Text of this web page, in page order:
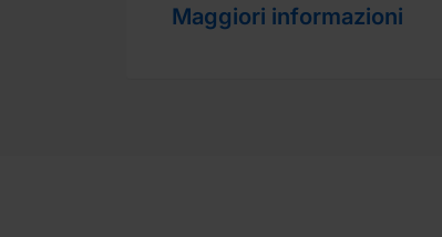
Maggiori informazioni